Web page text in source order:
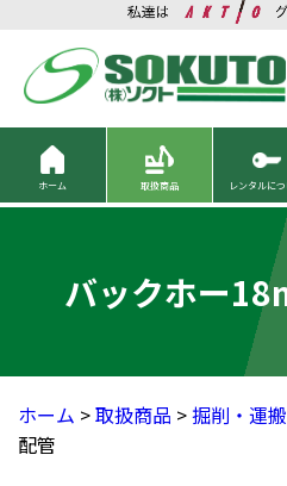
ホーム 取扱商品 レンタルに
バックホー
ホーム >取扱商品 >掘削・運搬
配管